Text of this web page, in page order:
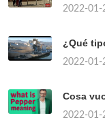
2022-01-
¿Qué
2022-01-
Cosa
2022-01-